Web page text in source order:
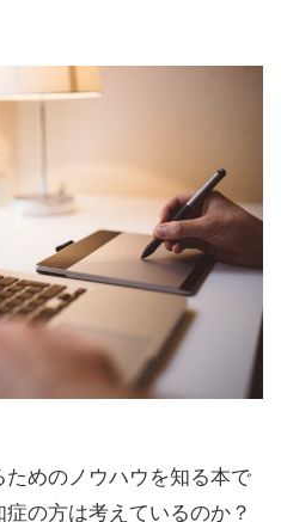
めのノウハウを知る本で
の方は考えているのか？